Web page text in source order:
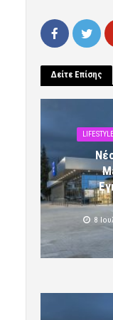
Δείτε Επίσης
LIFESTYLE
8